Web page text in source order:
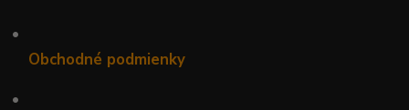
•
Obchodné podmienky
•